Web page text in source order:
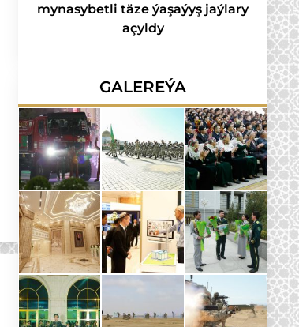
mynasybetli täze ýaşaýyş jaýlary
açyldy
GALEREÝA